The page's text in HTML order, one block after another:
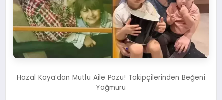
Hazal Kaya’dan Mutlu Aile Pozu! Takipçilerinden Beğeni
Yağmuru